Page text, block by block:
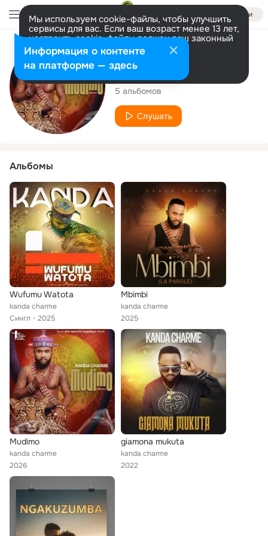
Войти
Мы используем cookie-файлы, чтобы улучшить
сервисы для вас. Если ваш возраст менее 13 лет,
настроить cookie-файлы должен ваш законный
представитель. Больше информации
Разрешить все Настроить
Исполнитель
kanda charme
5 альбомов
Слушать
Альбомы
Wufumu Watota
kanda charme
Сингл
2025
Mbimbi
kanda charme
2025
Mudimo
kanda charme
2026
giamona mukuta
kanda charme
2022
Информация о контенте
на платформе — здесь